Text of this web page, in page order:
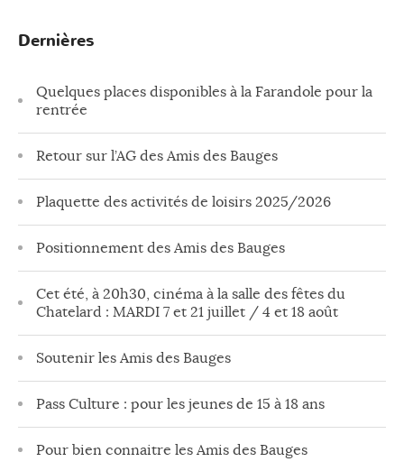
Dernières
Quelques places disponibles à la Farandole pour la
rentrée
Retour sur l’AG des Amis des Bauges
Plaquette des activités de loisirs 2025/2026
Positionnement des Amis des Bauges
Cet été, à 20h30, cinéma à la salle des fêtes du
Chatelard : MARDI 7 et 21 juillet / 4 et 18 août
Soutenir les Amis des Bauges
Pass Culture : pour les jeunes de 15 à 18 ans
Pour bien connaitre les Amis des Bauges